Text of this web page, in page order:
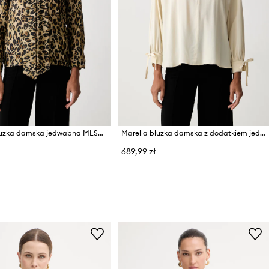
Marella bluzka damska jedwabna MLSNASTRO Marella bluzka damska z dodatkiem jedwabiu Emme by Marella
689,99 zł